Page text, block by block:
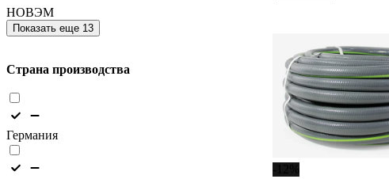
НОВЭМ
Показать еще 13
Страна производства
Германия